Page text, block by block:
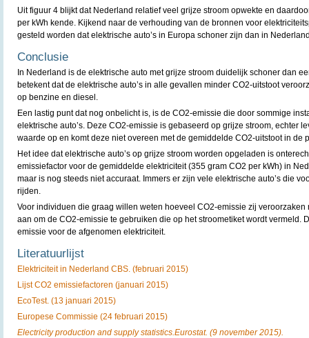
Uit figuur 4 blijkt dat Nederland relatief veel grijze stroom opwekte en
per kWh kende. Kijkend naar de verhouding van de bronnen voor
gesteld worden dat elektrische auto’s in Europa schoner zijn dan in
Conclusie
In Nederland is de elektrische auto met grijze stroom duidelijk schoner dan
betekent dat de elektrische auto’s in alle gevallen minder CO2-uitstoot
op benzine en diesel.
Een lastig punt dat nog onbelicht is, is de CO2-emissie die door sommige
elektrische auto’s. Deze CO2-emissie is gebaseerd op grijze stroom, echter
waarde op en komt deze niet overeen met de gemiddelde CO2-uitstoot in de
Het idee dat elektrische auto’s op grijze stroom worden opgeladen is
emissiefactor voor de gemiddelde elektriciteit (355 gram CO2 per kWh) in
maar is nog steeds niet accuraat. Immers er zijn vele elektrische auto’s die
rijden.
Voor individuen die graag willen weten hoeveel CO2-emissie zij veroorzaken
aan om de CO2-emissie te gebruiken die op het stroometiket wordt vermeld.
emissie voor de afgenomen elektriciteit.
Literatuurlijst
Elektriciteit in Nederland CBS. (februari 2015)
Lijst CO2 emissiefactoren (januari 2015)
EcoTest. (13 januari 2015)
Europese Commissie (24 februari 2015)
Electricity production and supply statistics.Eurostat. (9 november 2015).